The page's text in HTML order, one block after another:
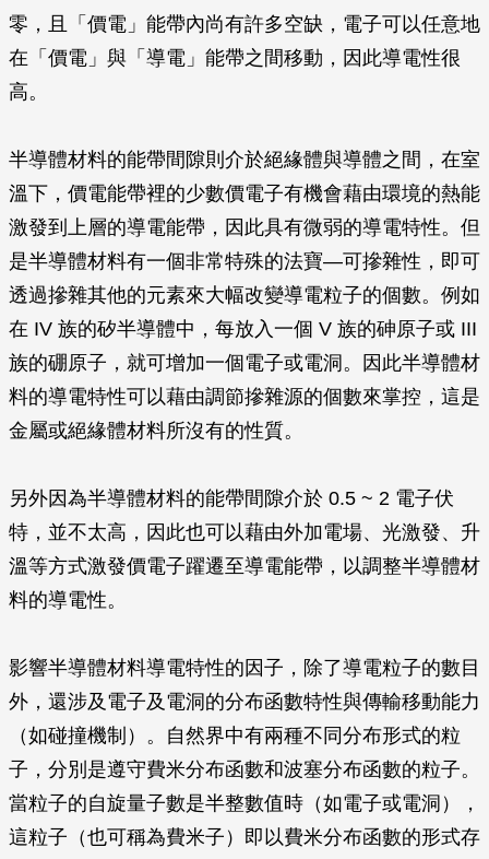
零，且「價電」能帶內尚有許多空缺，電子可以任意地
在「價電」與「導電」能帶之間移動，因此導電性很
高。
半導體材料的能帶間隙則介於絕緣體與導體之間，在室
溫下，價電能帶裡的少數價電子有機會藉由環境的熱能
激發到上層的導電能帶，因此具有微弱的導電特性。但
是半導體材料有一個非常特殊的法寶—可摻雜性，即可
透過摻雜其他的元素來大幅改變導電粒子的個數。例如
在 IV 族的矽半導體中，每放入一個 V 族的砷原子或 III
族的硼原子，就可增加一個電子或電洞。因此半導體材
料的導電特性可以藉由調節摻雜源的個數來掌控，這是
金屬或絕緣體材料所沒有的性質。
另外因為半導體材料的能帶間隙介於 0.5 ~ 2 電子伏
特，並不太高，因此也可以藉由外加電場、光激發、升
溫等方式激發價電子躍遷至導電能帶，以調整半導體材
料的導電性。
影響半導體材料導電特性的因子，除了導電粒子的數目
外，還涉及電子及電洞的分布函數特性與傳輸移動能力
（如碰撞機制）。自然界中有兩種不同分布形式的粒
子，分別是遵守費米分布函數和波塞分布函數的粒子。
當粒子的自旋量子數是半整數值時（如電子或電洞），
這粒子（也可稱為費米子）即以費米分布函數的形式存